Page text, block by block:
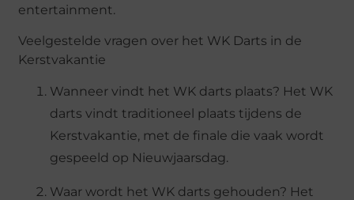
entertainment.
Veelgestelde vragen over het WK Darts in de
Kerstvakantie
Wanneer vindt het WK darts plaats? Het WK
darts vindt traditioneel plaats tijdens de
Kerstvakantie, met de finale die vaak wordt
gespeeld op Nieuwjaarsdag.
Waar wordt het WK darts gehouden? Het